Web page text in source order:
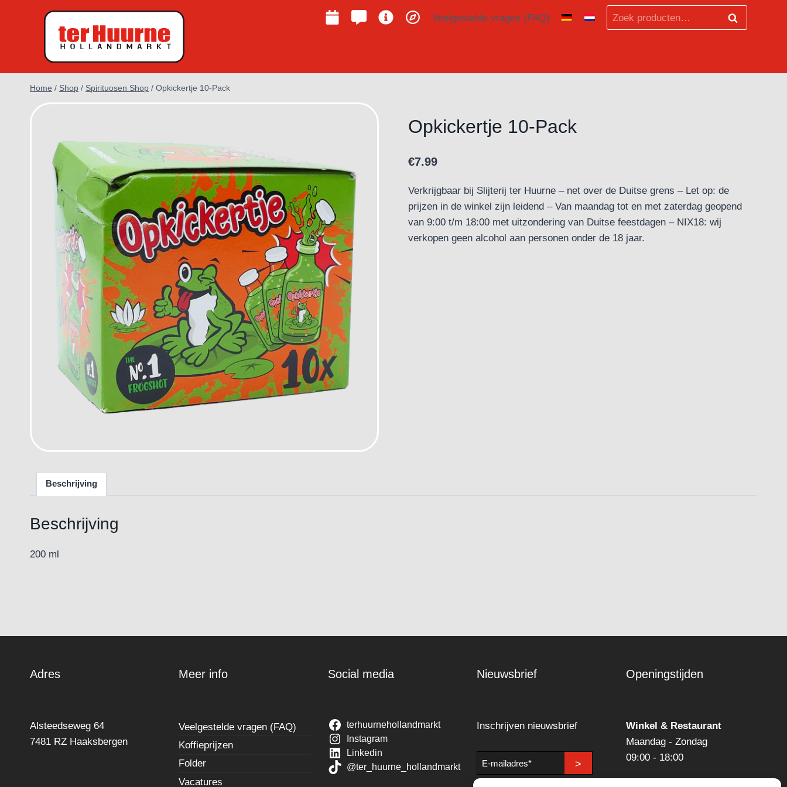
Veelgestelde vragen (FAQ)
Zoeken
naar:
Zoeken
Home / Shop / Spirituosen Shop / Opkickertje 10-Pack
Opkickertje 10-Pack
€7.99
Verkrijgbaar bij Slijterij ter Huurne – net over de Duitse grens – Let op: de
prijzen in de winkel zijn leidend – Van maandag tot en met zaterdag geopend
van 9:00 t/m 18:00 met uitzondering van Duitse feestdagen – NIX18: wij
verkopen geen alcohol aan personen onder de 18 jaar.
Beschrijving
Beschrijving
200 ml
Adres
Alsteedseweg 64
7481 RZ Haaksbergen
Meer info
Veelgestelde vragen (FAQ)
Koffieprijzen
Folder
Vacatures
Social media
terhuurnehollandmarkt
Instagram
Linkedin
@ter_huurne_hollandmarkt
Nieuwsbrief
Inschrijven nieuwsbrief
E-
mailadres
>
Openingstijden
Winkel & Restaurant
Maandag - Zondag
09:00 - 18:00